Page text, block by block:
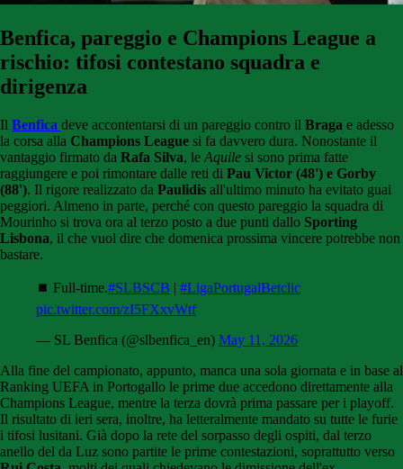
Benfica, pareggio e Champions League a
rischio: tifosi contestano squadra e
dirigenza
Il Benfica deve accontentarsi di un pareggio contro il Braga e adesso
la corsa alla Champions League si fa davvero dura. Nonostante il
vantaggio firmato da Rafa Silva, le Aquile si sono prima fatte
raggiungere e poi rimontare dalle reti di Pau Victor (48') e Gorby
(88'). Il rigore realizzato da Paulidis all'ultimo minuto ha evitato guai
peggiori. Almeno in parte, perché con questo pareggio la squadra di
Mourinho si trova ora al terzo posto a due punti dallo Sporting
Lisbona, il che vuol dire che domenica prossima vincere potrebbe non
bastare.
⏹ Full-time.#SLBSCB | #LigaPortugalBetclic
pic.twitter.com/zI5FXxvWtf
— SL Benfica (@slbenfica_en) May 11, 2026
Alla fine del campionato, appunto, manca una sola giornata e in base al
Ranking UEFA in Portogallo le prime due accedono direttamente alla
Champions League, mentre la terza dovrà prima passare per i playoff.
Il risultato di ieri sera, inoltre, ha letteralmente mandato su tutte le furie
i tifosi lusitani. Già dopo la rete del sorpasso degli ospiti, dal terzo
anello del da Luz sono partite le prime contestazioni, soprattutto verso